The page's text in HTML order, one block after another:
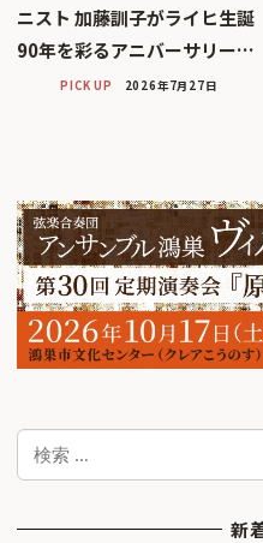
ニスト 加藤訓子がライヒ生誕
90年を彩るアニバーサリー…
PICK UP 2026年7月27日
検
新